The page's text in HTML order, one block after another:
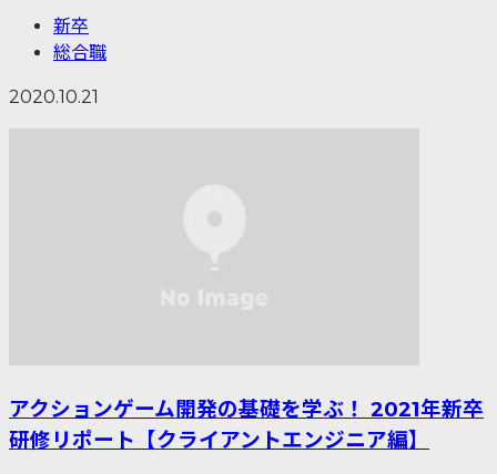
新卒
総合職
2020.10.21
アクションゲーム開発の基礎を学ぶ！ 2021年新卒
研修リポート【クライアントエンジニア編】